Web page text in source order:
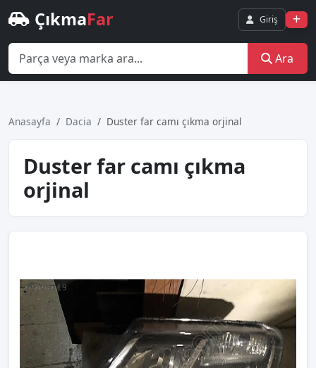
ÇıkmaFar Giriş
Ara
Anasayfa Dacia Duster far camı çıkma orjinal
Duster far camı çıkma
orjinal